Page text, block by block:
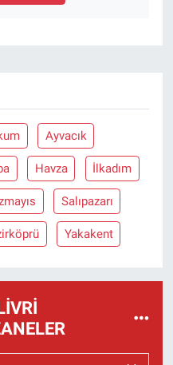
Ayvacık
Havza İlkadım
Salıpazarı
Yakakent